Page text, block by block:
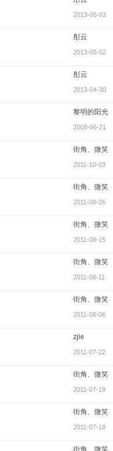
2013-05-03
彤云
2013-05-02
彤云
2013-04-30
黎明的阳光
2008-06-21
街角、微笑
2011-10-03
街角、微笑
2011-08-26
街角、微笑
2011-08-15
街角、微笑
2011-08-11
街角、微笑
2011-08-06
zjie
2011-07-22
街角、微笑
2011-07-19
街角、微笑
2011-07-18
街角、微笑